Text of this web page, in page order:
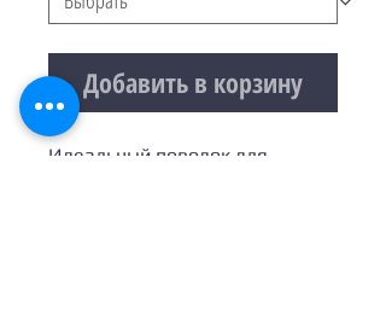
Добавить в корзину
Идеальный поводок для